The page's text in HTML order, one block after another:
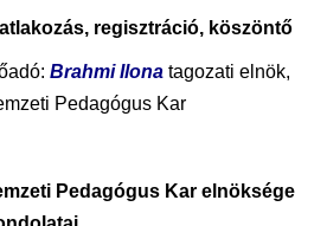
regisztráció, köszöntő
Brahmi Ilona tagozati elnök,
Pedagógus Kar
Pedagógus Kar elnöksége